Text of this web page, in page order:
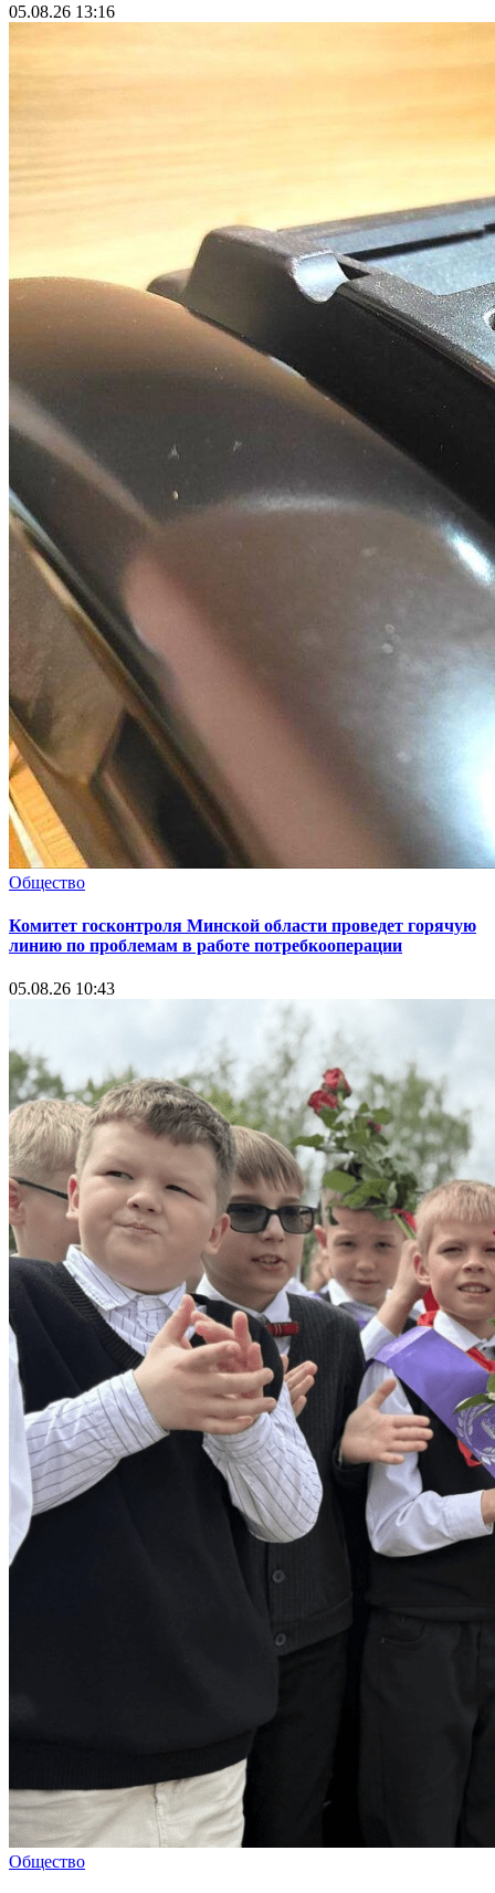
05.08.26 13:16
Общество
Комитет госконтроля Минской области проведет горячую
линию по проблемам в работе потребкооперации
05.08.26 10:43
Общество